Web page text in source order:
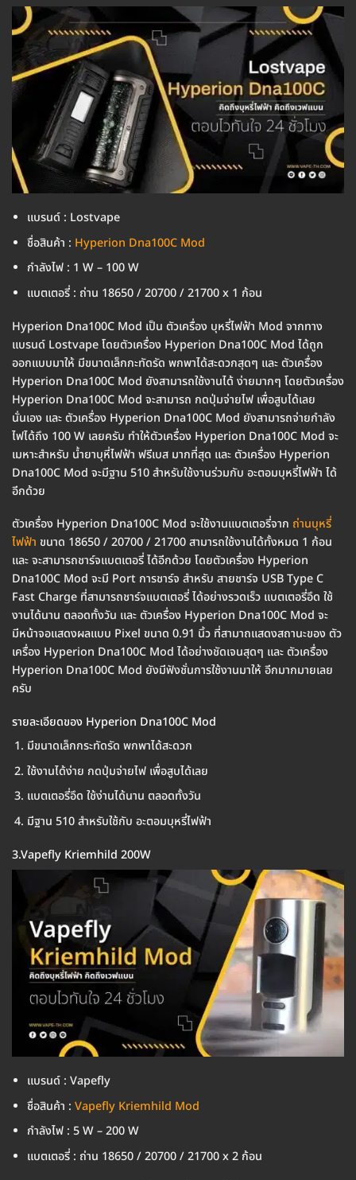
แบรนด์ : Lostvape
ชื่อสินค้า : Hyperion Dna100C Mod
กำลังไฟ : 1 W – 100 W
แบตเตอรี่ : ถ่าน 18650 / 20700 / 21700 x 1 ก้อน
Hyperion Dna100C Mod เป็น ตัวเครื่อง บุหรี่ไฟฟ้า Mod จากทาง
แบรนด์ Lostvape โดยตัวเครื่อง Hyperion Dna100C Mod ได้ถูก
ออกแบบมาให้ มีขนาดเล็กกะทัดรัด พกพาได้สะดวกสุดๆ และ ตัวเครื่อง
Hyperion Dna100C Mod ยังสามารถใช้งานได้ ง่ายมากๆ โดยตัวเครื่อง
Hyperion Dna100C Mod จะสามารถ กดปุ่มจ่ายไฟ เพื่อสูบได้เลย
นั่นเอง และ ตัวเครื่อง Hyperion Dna100C Mod ยังสามารถจ่ายกำลัง
ไฟได้ถึง 100 W เลยครับ ทำให้ตัวเครื่อง Hyperion Dna100C Mod จะ
เมหาะสำหรับ น้ำยาบุหี่ไฟฟ้า ฟรีเบส มากที่สุด และ ตัวเครื่อง Hyperion
Dna100C Mod จะมีฐาน 510 สำหรับใช้งานร่วมกับ อะตอมบุหรี่ไฟฟ้า ได้
อีกด้วย
ตัวเครื่อง Hyperion Dna100C Mod จะใช้งานแบตเตอรี่จาก ถ่านบุหรี่
ไฟฟ้า ขนาด 18650 / 20700 / 21700 สามารถใช้งานได้ทั้งหมด 1 ก้อน
และ จะสามารถชาร์จแบตเตอรี่ ได้อีกด้วย โดยตัวเครื่อง Hyperion
Dna100C Mod จะมี Port การชาร์จ สำหรับ สายชาร์จ USB Type C
Fast Charge ที่สามารถชาร์จแบตเตอรี่ ได้อย่างรวดเร็ว แบตเตอรี่อึด ใช้
งานได้นาน ตลอดทั้งวัน และ ตัวเครื่อง Hyperion Dna100C Mod จะ
มีหน้าจอแสดงผลแบบ Pixel ขนาด 0.91 นิ้ว ที่สามาถแสดงสถานะของ ตัว
เครื่อง Hyperion Dna100C Mod ได้อย่างชัดเจนสุดๆ และ ตัวเครื่อง
Hyperion Dna100C Mod ยังมีฟังชั่นการใช้งานมาให้ อีกมากมายเลย
ครับ
รายละเอียดของ Hyperion Dna100C Mod
มีขนาดเล็กกระทัดรัด พกพาได้สะดวก
ใช้งานได้ง่าย กดปุ่มจ่ายไฟ เพื่อสูบได้เลย
แบตเตอรี่อึด ใช้ง่านได้นาน ตลอดทั้งวัน
มีฐาน 510 สำหรับใช้กับ อะตอมบุหรี่ไฟฟ้า
3.Vapefly Kriemhild 200W
แบรนด์ : Vapefly
ชื่อสินค้า : Vapefly Kriemhild Mod
กำลังไฟ : 5 W – 200 W
แบตเตอรี่ : ถ่าน 18650 / 20700 / 21700 x 2 ก้อน